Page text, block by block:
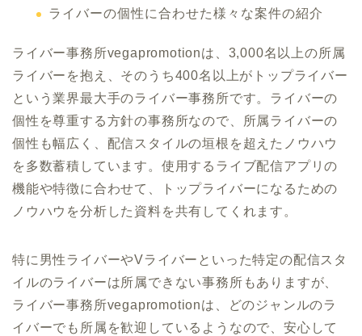
ライバーの個性に合わせた様々な案件の紹介
ライバー事務所vegapromotionは、3,000名以上の所属
ライバーを抱え、そのうち400名以上がトップライバー
という業界最大手のライバー事務所です。ライバーの
個性を尊重する方針の事務所なので、所属ライバーの
個性も幅広く、配信スタイルの垣根を超えたノウハウ
を多数蓄積しています。使用するライブ配信アプリの
機能や特徴に合わせて、トップライバーになるための
ノウハウを分析した資料を共有してくれます。
特に男性ライバーやVライバーといった特定の配信スタ
イルのライバーは所属できない事務所もありますが、
ライバー事務所vegapromotionは、どのジャンルのラ
イバーでも所属を歓迎しているようなので、安心して